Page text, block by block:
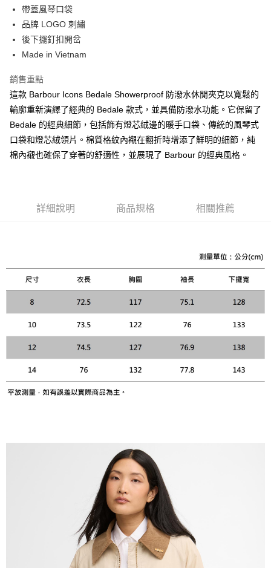
台灣樂天信用卡公司
【關於「AFTEE先享後付」】
AFTEE先享後付是「在收到商品之後才付款」的支付方式。 讓您購物簡單
１．簡單：不需註冊會員、不需綁卡、不需儲值。
２．便利：只要手機號碼，簡訊認證，即可結帳。
３．安心：先確認商品／服務後，再付款。
【「AFTEE先享後付」結帳流程】
結帳頁面，進行簡訊認證並確認金額後，即可完成結帳。
２．訂單成立數日內，您將收到繳費通知簡訊。
後付繳納相關費用。
１．透過由恩沛科技股份有限公司提供之「AFTEE先享後付」服務完成之交
易，需依本服務之必要範圍內提供個人資料，並將交易相關給付款項請求債
２．關於個人資料處理事宜，請瀏覽以下網址：
３．未成年的使用者請事先徵得法定代理人或監護人之同意方可使用
任。
４．使用「AFTEE先享後付」時，將依據個別帳號之用戶狀況，依本公司即
時審查核予不同之上限額度；若仍有額度不足之情形，本公司將視審查結果
請求用戶進行身份認證。
５．嚴禁一人註冊多個帳號或使用他人資訊註冊。若發現惡意使用之情形，
ATM付款
運送方式
黑貓宅急便配送到府
每筆NT$120，滿NT$3,000(含以上)免運費
帶蓋風琴口袋
品牌 LOGO 刺繡
後下擺釘扣開岔
Made in Vietnam
銷售重點
這款 Barbour Icons Bedale Showerproof 防潑水休閒夾克以寬鬆的
輪廓重新演繹了經典的 Bedale 款式，並具備防潑水功能。它保留了
Bedale 的經典細節，包括飾有燈芯絨邊的暖手口袋、傳統的風琴式
口袋和燈芯絨領片。棉質格紋內襯在翻折時增添了鮮明的細節，純
棉內襯也確保了穿著的舒適性，並展現了 Barbour 的經典風格。
詳細說明 商品規格 相關推薦